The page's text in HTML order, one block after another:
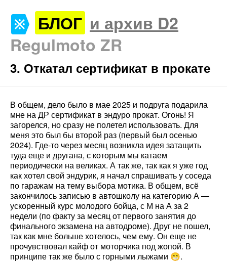
БЛОГ и архив D2
Regulmoto ZR
3. Откатал сертификат в прокате
В общем, дело было в мае 2025 и подруга подарила
мне на ДР сертификат в эндуро прокат. Огонь! Я
загорелся, но сразу не полетел использовать. Для
меня это был бы второй раз (первый был осенью
2024). Где-то через месяц возникла идея затащить
туда еще и другана, с которым мы катаем
периодически на великах. А так же, так как я уже год
как хотел свой эндурик, я начал спрашивать у соседа
по гаражам на тему выбора мотика. В общем, всё
закончилось записью в автошколу на категорию А —
ускоренный курс молодого бойца, с М на А за 2
недели (по факту за месяц от первого занятия до
финального экзамена на автодроме). Друг не пошел,
так как мне больше хотелось, чем ему. Он еще не
прочувствовал кайф от моторчика под жопой. В
принципе так же было с горными лыжами 😁.